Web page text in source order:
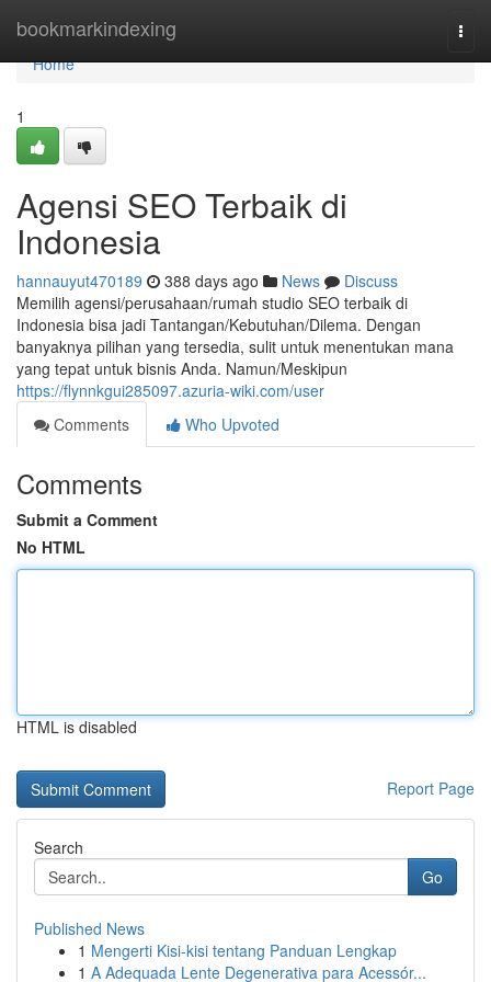
bookmarkindexing
Home
Home
1
Agensi SEO Terbaik di
Indonesia
hannauyut470189 388 days ago News
Discuss
Memilih agensi/perusahaan/rumah studio SEO terbaik di
Indonesia bisa jadi Tantangan/Kebutuhan/Dilema. Dengan
banyaknya pilihan yang tersedia, sulit untuk menentukan mana
yang tepat untuk bisnis Anda. Namun/Meskipun
https://flynnkgui285097.azuria-wiki.com/user
Comments
Who Upvoted
Comments
Submit a Comment
No HTML
HTML is disabled
Report Page
Search
Go
Published News
1 Mengerti Kisi-kisi tentang Panduan Lengkap
1 A Adequada Lente Degenerativa para Acessór...